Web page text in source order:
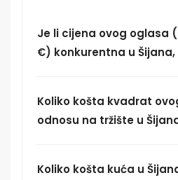
Je li cijena ovog oglasa
€) konkurentna u Šijana,
Koliko košta kvadrat
odnosu na tržište u
Koliko košta kuća u